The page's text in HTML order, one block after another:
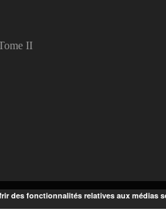
II
des fonctionnalités relatives aux médias